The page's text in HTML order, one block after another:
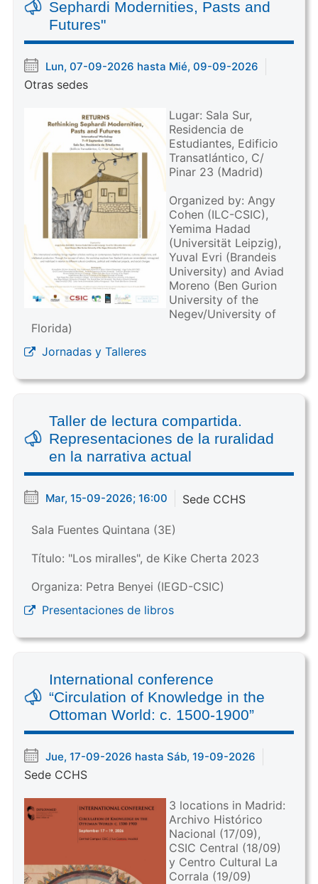
Sephardi Modernities, Pasts and
Futures"
Lun, 07-09-2026 hasta Mié, 09-09-2026
Otras sedes
Lugar: Sala Sur,
Residencia de
Estudiantes, Edificio
Transatlántico, C/
Pinar 23 (Madrid)
Organized by: Angy
Cohen (ILC-CSIC),
Yemima Hadad
(Universität Leipzig),
Yuval Evri (Brandeis
University) and Aviad
Moreno (Ben Gurion
University of the
Negev/University of
Florida)
Jornadas y Talleres
Taller de lectura compartida.
Representaciones de la ruralidad
en la narrativa actual
Mar, 15-09-2026; 16:00 Sede CCHS
Sala Fuentes Quintana (3E)
Título: "Los miralles", de Kike Cherta 2023
Organiza: Petra Benyei (IEGD-CSIC)
Presentaciones de libros
International conference
“Circulation of Knowledge in the
Ottoman World: c. 1500-1900”
Jue, 17-09-2026 hasta Sáb, 19-09-2026
Sede CCHS
3 locations in Madrid:
Archivo Histórico
Nacional (17/09),
CSIC Central (18/09)
y Centro Cultural La
Corrala (19/09)